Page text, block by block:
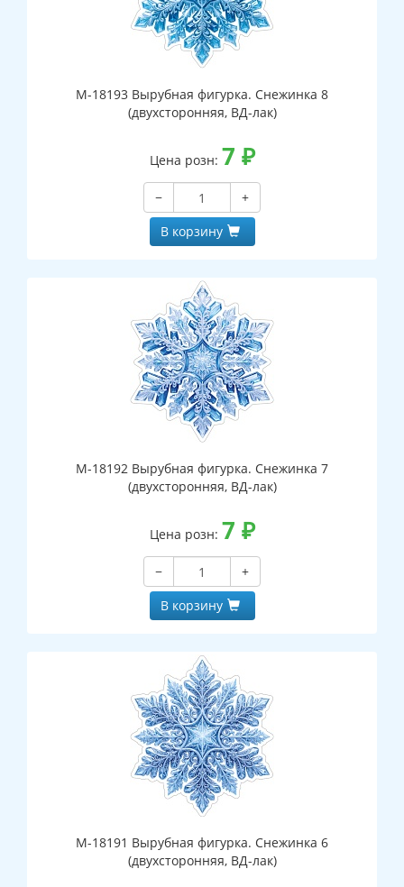
М-18193 Вырубная фигурка. Снежинка 8
(двухсторонняя, ВД-лак)
Цена розн: 7 ₽
−
+
В корзину
М-18192 Вырубная фигурка. Снежинка 7
(двухсторонняя, ВД-лак)
Цена розн: 7 ₽
−
+
В корзину
М-18191 Вырубная фигурка. Снежинка 6
(двухсторонняя, ВД-лак)